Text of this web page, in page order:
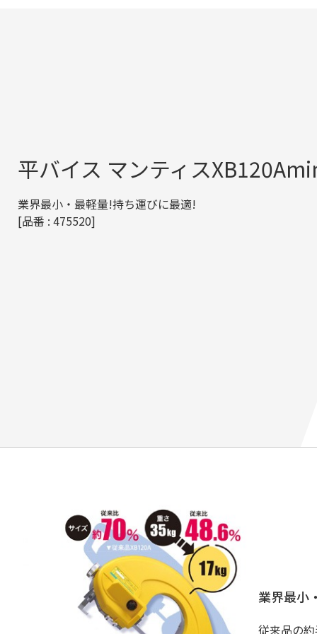
平バイス マンティス
業界最小・最軽量!持ち運びに最適!
[品番 : 475520]
業界最小
従来品の